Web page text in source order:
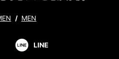
/ MEN
LINE